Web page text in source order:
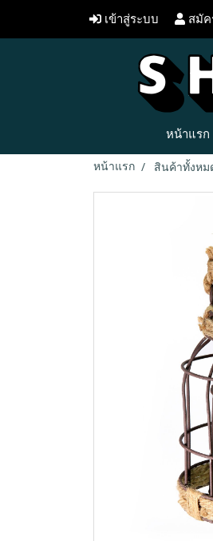
เข้าสู่ระบบ สมั
หน้าแรก
หน้าแรก สินค้าทั้งหม